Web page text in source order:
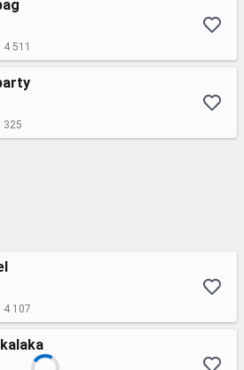
4 511
325
4 107